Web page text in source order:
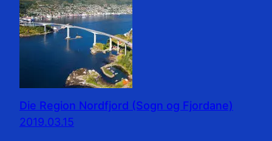
Die Region Nordfjord (Sogn og Fjordane)
2019.03.15